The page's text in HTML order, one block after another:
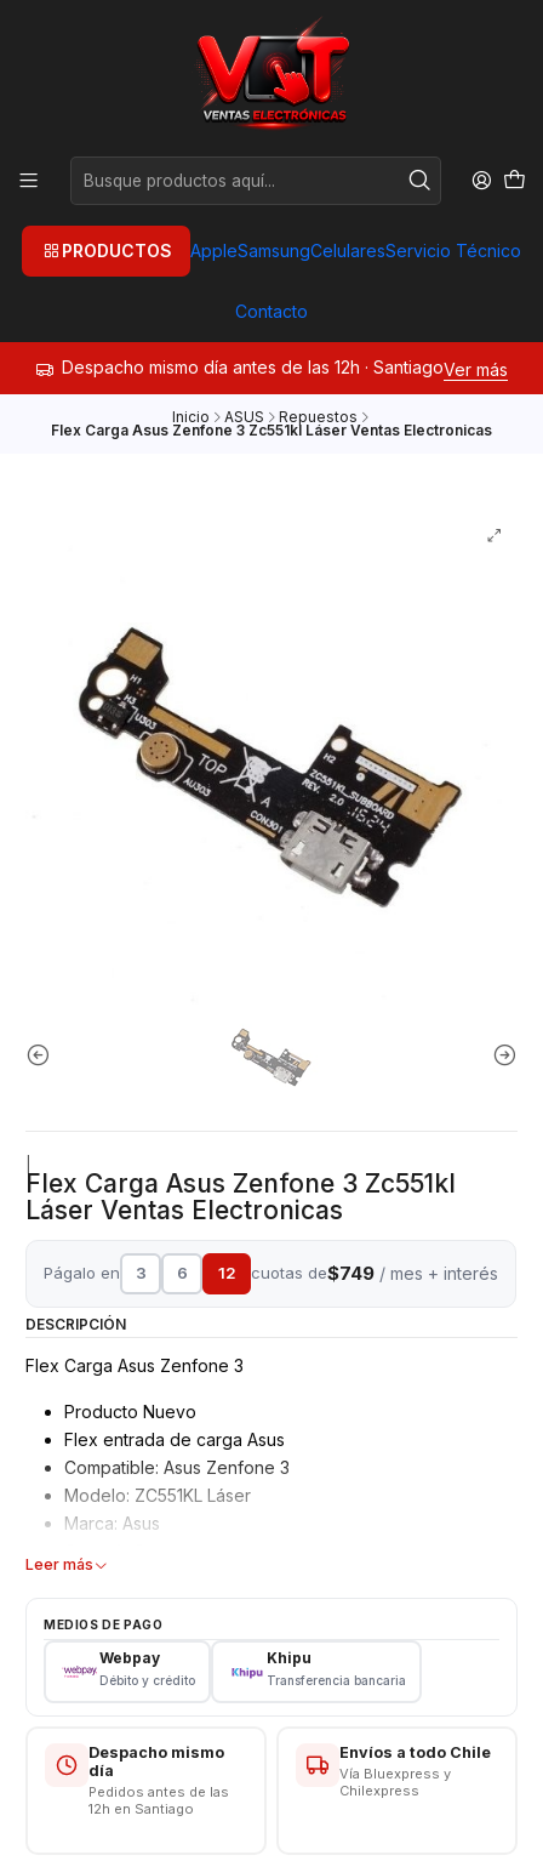
PRODUCTOS AppleSamsungCelularesServicio Técnico
Contacto
Despacho mismo día antes de las 12h · SantiagoVer más
Inicio ASUS Repuestos
Flex Carga Asus Zenfone 3 Zc551kl Láser Ventas Electronicas
Flex Carga Asus Zenfone 3 Zc551kl
Láser Ventas Electronicas
Págalo en 3 6 12 cuotas de$749 / mes + interés
DESCRIPCIÓN
Flex Carga Asus Zenfone 3
Producto Nuevo
Flex entrada de carga Asus
Compatible: Asus Zenfone 3
Modelo: ZC551KL Láser
Marca: Asus
Leer más
MEDIOS DE PAGO
Webpay
Débito y crédito
Khipu
Transferencia bancaria
Despacho mismo
día
Pedidos antes de las
12h en Santiago
Envíos a todo Chile
Vía Bluexpress y
Chilexpress